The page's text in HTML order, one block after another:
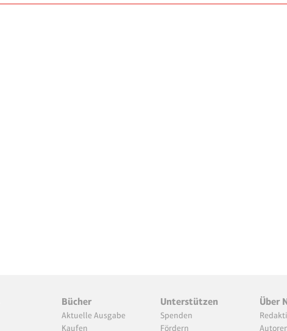
Bücher
Aktuelle Ausgabe
Kaufen
Unterstützen
Spenden
Fördern
Über